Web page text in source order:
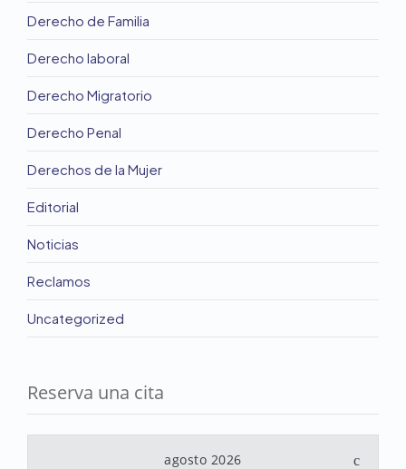
Derecho de Familia
Derecho laboral
Derecho Migratorio
Derecho Penal
Derechos de la Mujer
Editorial
Noticias
Reclamos
Uncategorized
Reserva una cita
agosto 2026